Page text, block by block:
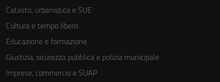
Catasto, urbanistica e SUE
Cultura e tempo libero
Educazione e formazione
Giustizia, sicurezza pubblica e polizia municipale
Imprese, commercio e SUAP